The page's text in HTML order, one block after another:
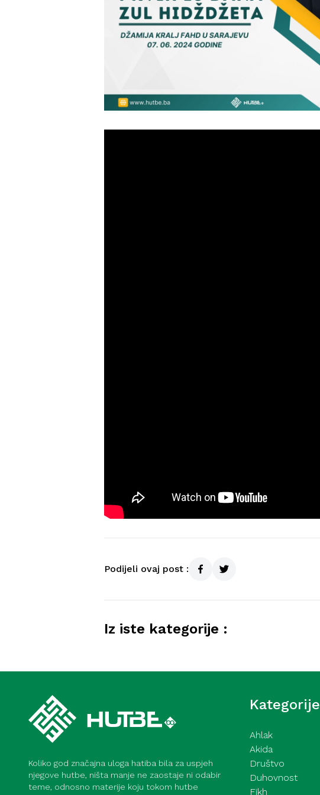
Podijeli ovaj post :
Iz iste kategorije :
Koliko god značajna uloga hatiba bila za uspjeh
njegove hutbe, ništa manje ne zaostaje ni odabir
teme, odnosno materije koju tokom hutbe
Kategorije
Ahlak
Akida
Društvo
Duhovnost
Fikh